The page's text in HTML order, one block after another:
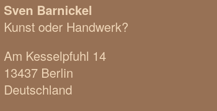
Sven Barnickel
Kunst oder Handwerk?
Am Kesselpfuhl 14
13437 Berlin
Deutschland